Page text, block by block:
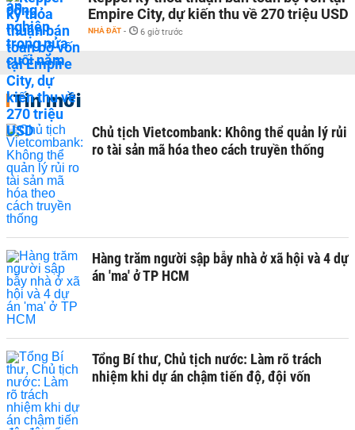
Empire City, dự kiến thu về 270 triệu USD
NHÀ ĐẤT - 6 giờ trước
Tin mới
Chủ tịch Vietcombank: Không thể quản lý rủi
ro tài sản mã hóa theo cách truyền thống
Hàng trăm người sập bẫy nhà ở xã hội và 4 dự
án 'ma' ở TP HCM
Tổng Bí thư, Chủ tịch nước: Làm rõ trách
nhiệm khi dự án chậm tiến độ, đội vốn